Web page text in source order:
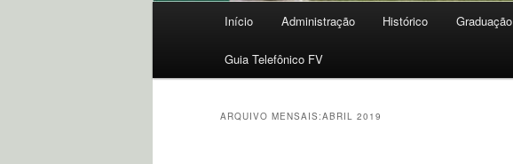
Início Administração Histórico Graduação
Guia Telefônico FV
ARQUIVO MENSAIS:ABRIL 2019